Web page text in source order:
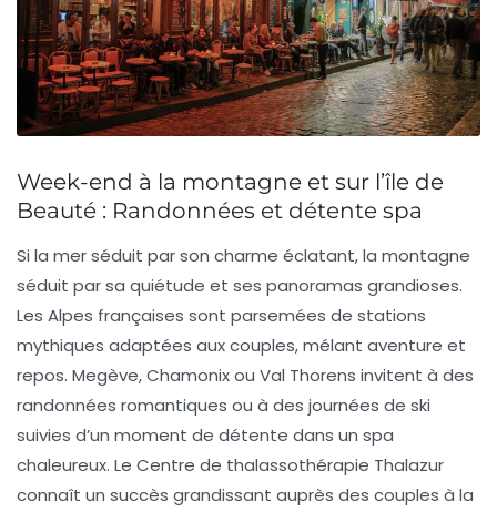
Week-end à la montagne et sur l’île de
Beauté : Randonnées et détente spa
Si la mer séduit par son charme éclatant, la montagne
séduit par sa quiétude et ses panoramas grandioses.
Les Alpes françaises sont parsemées de stations
mythiques adaptées aux couples, mélant aventure et
repos. Megève, Chamonix ou Val Thorens invitent à des
randonnées romantiques ou à des journées de ski
suivies d’un moment de détente dans un spa
chaleureux. Le Centre de thalassothérapie Thalazur
connaît un succès grandissant auprès des couples à la